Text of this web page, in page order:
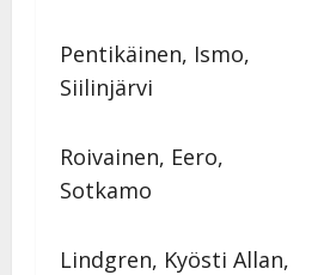
Pentikäinen, Ismo,
Siilinjärvi
Roivainen, Eero,
Sotkamo
Lindgren, Kyösti Allan,